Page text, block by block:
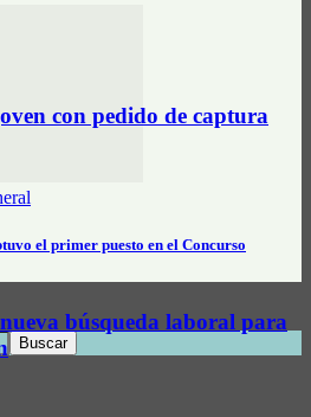
el primer puesto en el Concurso
con pedido de captura
búsqueda laboral para